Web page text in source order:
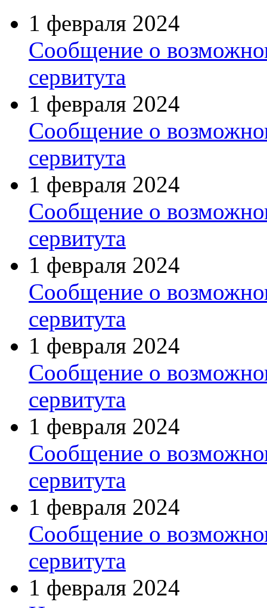
1 февраля 2024
Сообщение о
сервитута
1 февраля 2024
Сообщение о
сервитута
1 февраля 2024
Сообщение о
сервитута
1 февраля 2024
Сообщение о
сервитута
1 февраля 2024
Сообщение о
сервитута
1 февраля 2024
Сообщение о
сервитута
1 февраля 2024
Сообщение о
сервитута
1 февраля 2024